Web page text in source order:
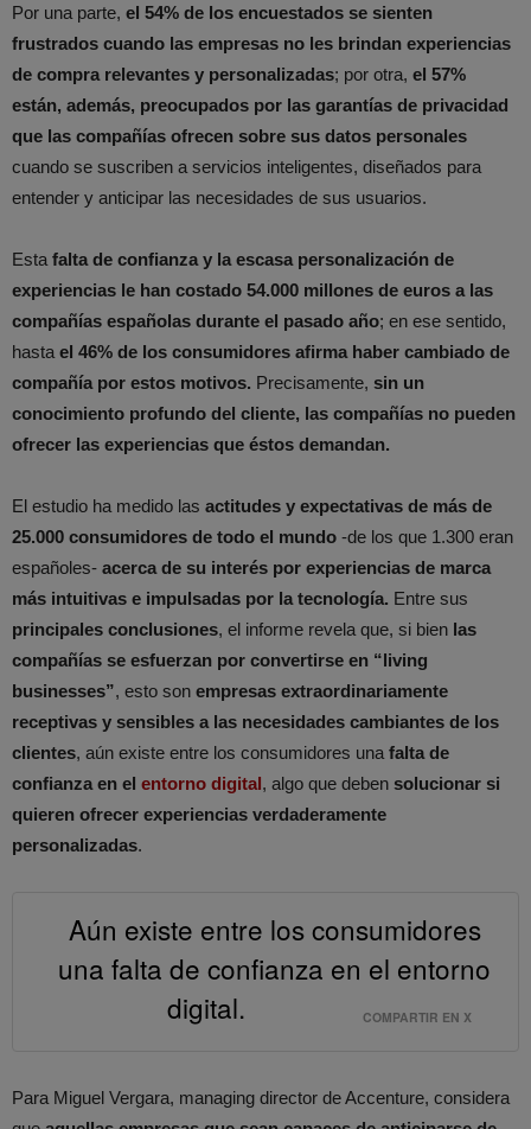
Por una parte, el 54% de los encuestados se sienten
frustrados cuando las empresas no les brindan experiencias
de compra relevantes y personalizadas; por otra, el 57%
están, además, preocupados por las garantías de privacidad
que las compañías ofrecen sobre sus datos personales
cuando se suscriben a servicios inteligentes, diseñados para
entender y anticipar las necesidades de sus usuarios.
Esta falta de confianza y la escasa personalización de
experiencias le han costado 54.000 millones de euros a las
compañías españolas durante el pasado año; en ese sentido,
hasta el 46% de los consumidores afirma haber cambiado de
compañía por estos motivos. Precisamente, sin un
conocimiento profundo del cliente, las compañías no pueden
ofrecer las experiencias que éstos demandan.
El estudio ha medido las actitudes y expectativas de más de
25.000 consumidores de todo el mundo -de los que 1.300 eran
españoles- acerca de su interés por experiencias de marca
más intuitivas e impulsadas por la tecnología. Entre sus
principales conclusiones, el informe revela que, si bien las
compañías se esfuerzan por convertirse en “living
businesses”, esto son empresas extraordinariamente
receptivas y sensibles a las necesidades cambiantes de los
clientes, aún existe entre los consumidores una falta de
confianza en el entorno digital, algo que deben solucionar si
quieren ofrecer experiencias verdaderamente
personalizadas.
Aún existe entre los consumidores
una falta de confianza en el entorno
digital.
COMPARTIR EN X
Para Miguel Vergara, managing director de Accenture, considera